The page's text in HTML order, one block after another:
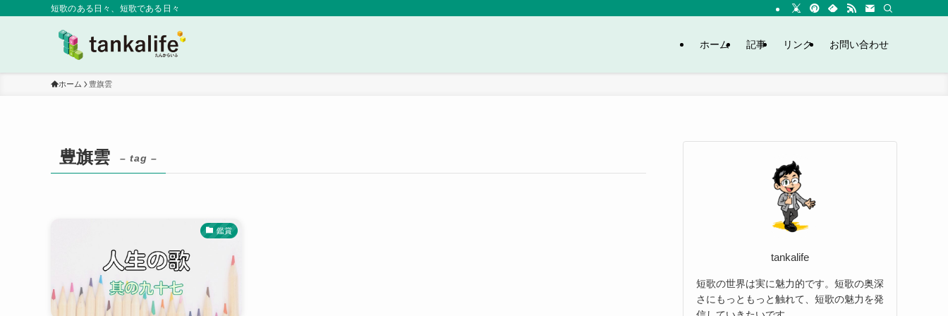
短歌のある日々、短歌である日々
ホーム 記事 リンク お問い合わせ
ホーム 豊旗雲
豊旗雲 – tag –
鑑賞
tankalife
短歌の世界は実に魅力的です。短歌の奥深
さにもっともっと触れて、短歌の魅力を発